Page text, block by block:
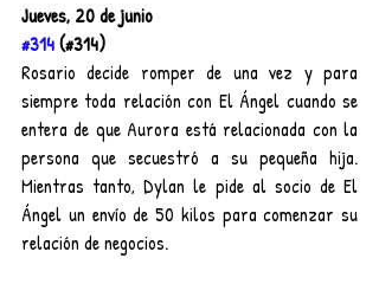
Jueves, 20 de junio
#314 (#314)
Rosario decide romper de una vez y para
siempre toda relación con El Ángel cuando se
entera de que Aurora está relacionada con la
persona que secuestró a su pequeña hija.
Mientras tanto, Dylan le pide al socio de El
Ángel un envío de 50 kilos para comenzar su
relación de negocios.